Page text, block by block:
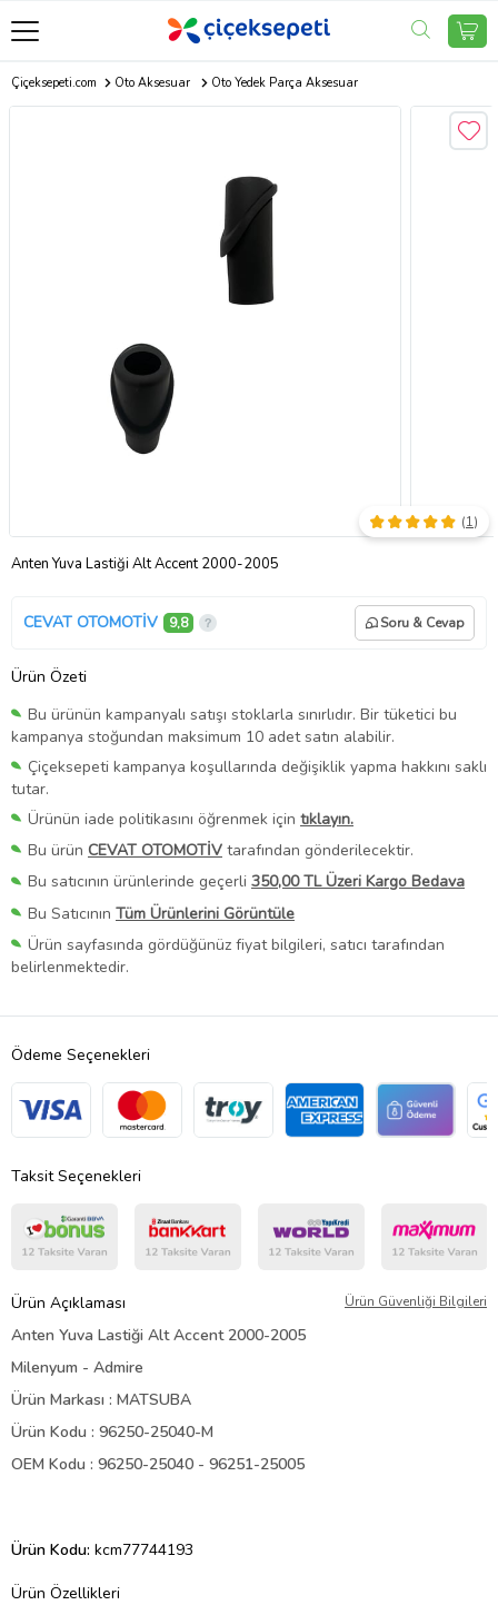
Çiçeksepeti.com Oto Aksesuar Oto Yedek Parça Aksesuar
Anten Yuva Lastiği Alt Accent 2000-2005
(1)
CEVAT OTOMOTİV 9,8 Soru & Cevap
Ürün Özeti
Bu ürünün kampanyalı satışı stoklarla sınırlıdır. Bir tüketici bu
kampanya stoğundan maksimum 10 adet satın alabilir.
Çiçeksepeti kampanya koşullarında değişiklik yapma hakkını saklı
tutar.
Ürünün iade politikasını öğrenmek için tıklayın.
Bu ürün CEVAT OTOMOTİV tarafından gönderilecektir.
Bu satıcının ürünlerinde geçerli 350,00 TL Üzeri Kargo Bedava
Bu Satıcının Tüm Ürünlerini Görüntüle
Ürün sayfasında gördüğünüz fiyat bilgileri, satıcı tarafından
belirlenmektedir.
Ödeme Seçenekleri
Taksit Seçenekleri
Ürün Açıklaması Ürün Güvenliği Bilgileri
Anten Yuva Lastiği Alt Accent 2000-2005
Milenyum - Admire
Ürün Markası : MATSUBA
Ürün Kodu : 96250-25040-M
OEM Kodu : 96250-25040 - 96251-25005
Ürün Kodu: kcm77744193
Ürün Özellikleri